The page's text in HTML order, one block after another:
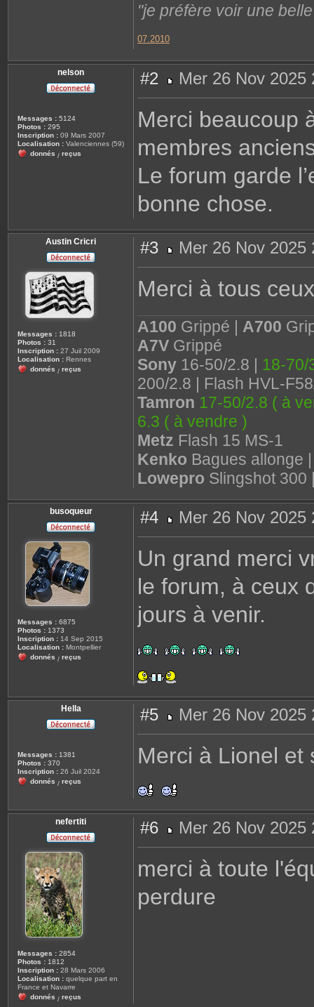
"je préfère voir une
07.2010
nelson
Messages : 5124
Photos : 295
Inscription : 09 Mars 2007
Localisation : Valenciennes (59)
donnés / reçus
#2
e
a
Mer 26 Nov 2025
Merci beaucoup
membres
Le forum garde
bonne chose.
Austin Cricri
Messages : 1818
Photos : 31
Inscription : 27 Juil 2009
Localisation : Rennes
donnés / reçus
#3
e
a
Mer 26 Nov 2025
Merci à tous
A100 Grippé | A700
A7V Grippé
Sony 16-50/2.8 | 18-70/
200/2.8 | Flash HVL-
Tamron 17-50/2.8 ( à
6.3 ( à vendre )
Metz Flash 15 MS-1
Kenko Bagues allonge
Lowepro Slingshot 300
busoqueur
Messages : 6875
Photos : 1373
Inscription : 14 Sep 2015
Localisation : Montpellier
donnés / reçus
#4
e
a
g
Mer 26 Nov 2025
Un grand merci
le forum, à ceux
jours à venir.
Hella
Messages : 1381
Photos : 370
Inscription : 26 Juil 2024
donnés / reçus
#5
e
a
Mer 26 Nov 2025
Merci à Lionel
nefertiti
Messages : 2854
Photos : 1812
Inscription : 28 Mars 2006
Localisation : quelque part en
France et Navarre
donnés / reçus
#6
e
a
Mer 26 Nov 2025
merci à toute
perdure